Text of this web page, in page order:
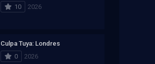
10
2026
Culpa Tuya: Londres
0
2026